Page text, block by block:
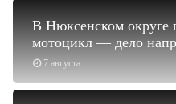
7 августа
В Нюксенском округе
мотоцикл — дело